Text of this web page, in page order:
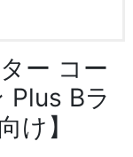
ー コー
Plus Bラ
け】